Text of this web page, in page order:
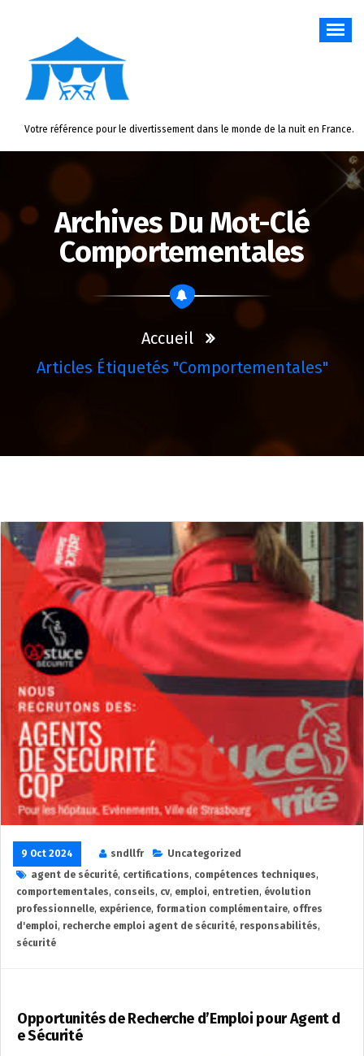
Votre référence pour le divertissement dans le monde de la nuit en France.
Archives Du Mot-Clé
Comportementales
Accueil
Articles Étiquetés "comportementales"
9 Oct 2024 sndllfr
Uncategorized
agent de sécurité, certifications, compétences techniques,
comportementales, conseils, cv, emploi, entretien, évolution
professionnelle, expérience, formation complémentaire, offres
d'emploi, recherche emploi agent de sécurité, responsabilités,
sécurité
Opportunités de Recherche d’Emploi pour Agent d
e Sécurité